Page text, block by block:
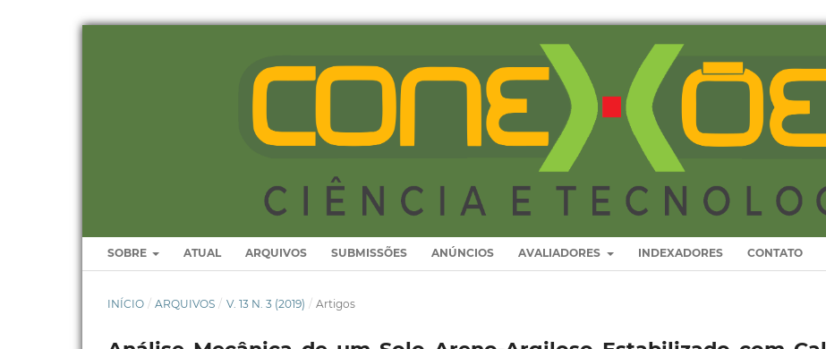
SOBRE ATUAL ARQUIVOS SUBMISSÕES ANÚNCIOS AVALIADORES INDEXADORES CONTATO
INÍCIO / ARQUIVOS / V. 13 N. 3 (2019) / Artigos